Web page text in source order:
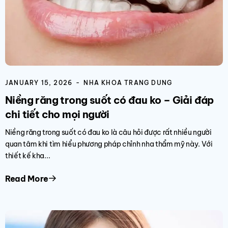
JANUARY 15, 2026 NHA KHOA TRANG DUNG
Niềng răng trong suốt có đau ko – Giải đáp
chi tiết cho mọi người
Niềng răng trong suốt có đau ko là câu hỏi được rất nhiều người
quan tâm khi tìm hiểu phương pháp chỉnh nha thẩm mỹ này. Với
thiết kế kha...
Read More